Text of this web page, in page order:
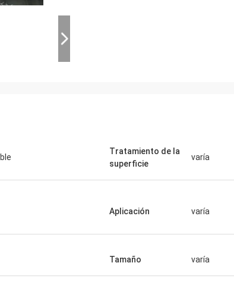
Tratamiento de la
superficie
varía
Aplicación varía
Tamaño varía